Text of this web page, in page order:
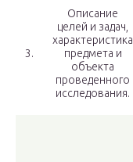
3.
Описание
целей и задач,
характеристика
предмета и
объекта
проведенного
исследования.